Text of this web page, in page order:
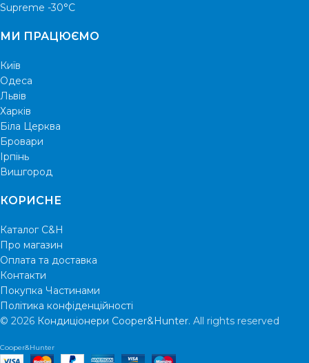
Supreme -30°С
МИ ПРАЦЮЄМО
Київ
Одеса
Львів
Харків
Біла Церква
Бровари
Ірпінь
Вишгород
КОРИСНЕ
Каталог C&H
Про магазин
Оплата та доставка
Контакти
Покупка Частинами
Політика конфіденційності
© 2026 Кондиціонери Cooper&Hunter. All rights reserved
Cooper&Hunter